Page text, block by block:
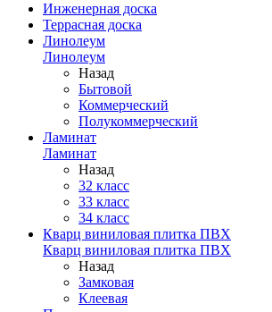
Инженерная доска
Террасная доска
Линолеум
Линолеум
Назад
Бытовой
Коммерческий
Полукоммерческий
Ламинат
Ламинат
Назад
32 класс
33 класс
34 класс
Кварц виниловая плитка ПВХ
Кварц виниловая плитка ПВХ
Назад
Замковая
Клеевая